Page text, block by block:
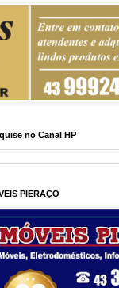
no Canal HP
PIERAÇO